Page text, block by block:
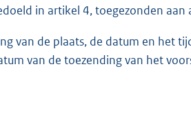
in artikel 4, toegezonden aan
van de plaats, de datum en het
van de toezending van het